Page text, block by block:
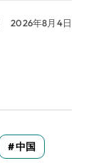
2026年8月4日
中国